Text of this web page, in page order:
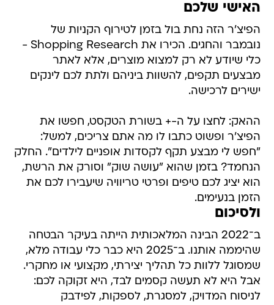
האישי שלכם
הפיצ'ר הזה נחת בול בזמן לטירוף הקניות של
נובמבר והחגים. הכירו את Shopping Research -
כלי שיודע לא רק למצוא מוצרים, אלא לאתר
מבצעים תקפים, להשוות ביניהם ולתת לכם לינקים
ישירים לרכישה.
ההאק: לחצו על ה-+ בשורת הטקסט, חפשו את
הפיצ'ר ופשוט כתבו לו מה אתם צריכים, למשל:
"חפש לי מבצע תקף לקסדות אופניים לילדים". החלק
הנחמד? בזמן שהוא "עושה שוק" וסורק את הרשת,
הוא יציג לכם טיפים ופרטי טריוויה שיעבירו לכם את
הזמן בנעימים.
ולסיכום
ב־2022 הבינה המלאכותית הייתה בעיקר הבטחה
שהיממה אותנו. ב־2025 היא כבר כלי עבודה מלא,
שמסוגל ללוות כל תהליך יצירתי, מקצועי או מחקרי.
אבל היא לא תעשה קסמים לבד, היא זקוקה לכם:
לניסוח המדויק, למסגרת, לספקות, לפידבק